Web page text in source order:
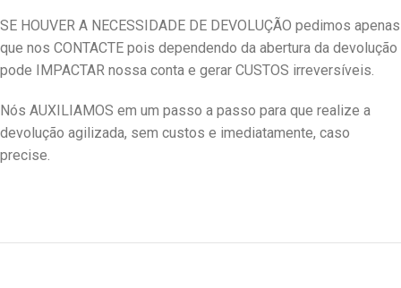
SE HOUVER A NECESSIDADE DE DEVOLUÇÃO pedimos apenas
que nos CONTACTE pois dependendo da abertura da devolução
pode IMPACTAR nossa conta e gerar CUSTOS irreversíveis.
Nós AUXILIAMOS em um passo a passo para que realize a
devolução agilizada, sem custos e imediatamente, caso
precise.